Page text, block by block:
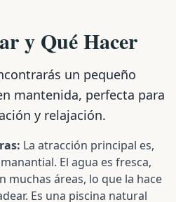
y Qué Hacer
un pequeño
mantenida, perfecta para
y relajación.
La atracción principal es,
El agua es fresca,
muchas áreas, lo que la hace
Es una piscina natural